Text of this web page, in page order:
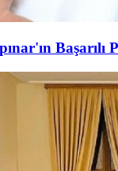
Başarılı